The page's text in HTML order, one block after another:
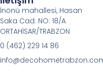
İnönü mahallesi, Hasan
Saka Cad. NO: 18/A
ORTAHİSAR/TRABZON
0 (462) 229 14 86